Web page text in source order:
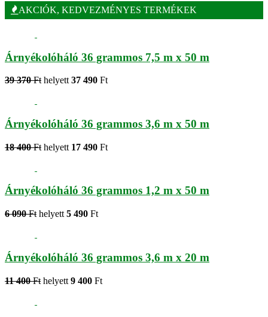
AKCIÓK, KEDVEZMÉNYES TERMÉKEK
Árnyékolóháló 36 grammos 7,5 m x 50 m
39 370 Ft helyett 37 490 Ft
Árnyékolóháló 36 grammos 3,6 m x 50 m
18 400 Ft helyett 17 490 Ft
Árnyékolóháló 36 grammos 1,2 m x 50 m
6 090 Ft helyett 5 490 Ft
Árnyékolóháló 36 grammos 3,6 m x 20 m
11 400 Ft helyett 9 400 Ft